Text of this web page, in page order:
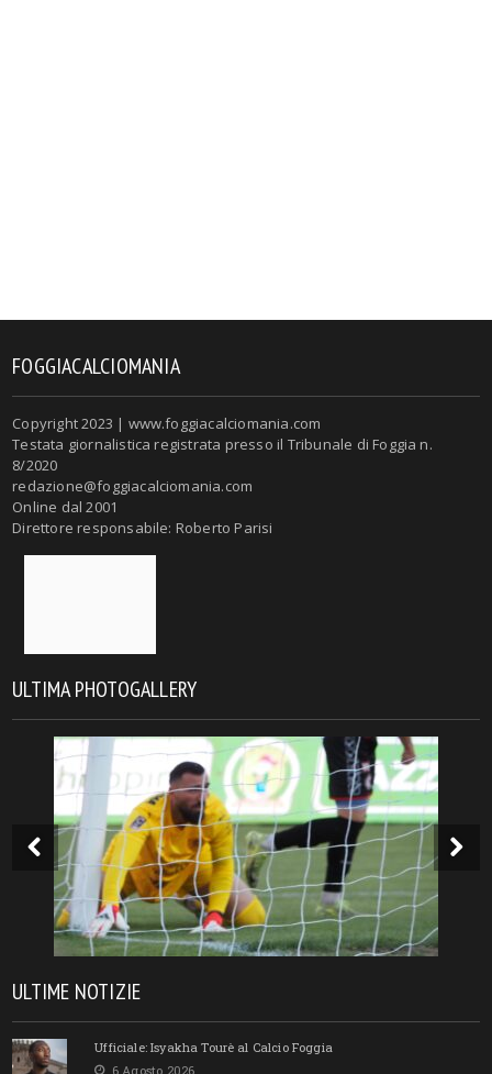
FOGGIACALCIOMANIA
Copyright 2023 | www.foggiacalciomania.com
Testata giornalistica registrata presso il Tribunale di Foggia n.
8/2020
redazione@foggiacalciomania.com
Online dal 2001
Direttore responsabile: Roberto Parisi
ULTIMA PHOTOGALLERY
ULTIME NOTIZIE
Ufficiale: Isyakha Tourè al Calcio Foggia
6 Agosto 2026